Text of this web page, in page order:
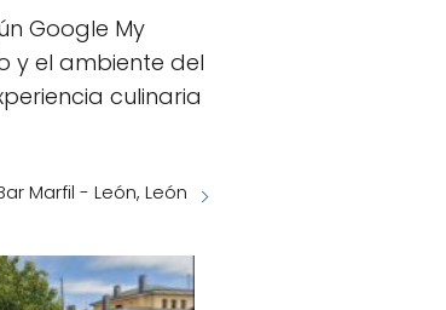
Google My
y el ambiente del
culinaria
Marfil - León, León